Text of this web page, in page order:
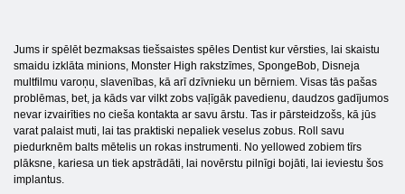
Jums ir spēlēt bezmaksas tiešsaistes spēles Dentist kur vērsties, lai skaistu
smaidu izklāta minions, Monster High rakstzīmes, SpongeBob, Disneja
multfilmu varoņu, slavenības, kā arī dzīvnieku un bērniem. Visas tās pašas
problēmas, bet, ja kāds var vilkt zobs vaļīgāk pavedienu, daudzos gadījumos
nevar izvairīties no cieša kontakta ar savu ārstu. Tas ir pārsteidzošs, kā jūs
varat palaist muti, lai tas praktiski nepaliek veselus zobus. Roll savu
piedurknēm balts mētelis un rokas instrumenti. No yellowed zobiem tīrs
plāksne, kariesa un tiek apstrādāti, lai novērstu pilnīgi bojāti, lai ieviestu šos
implantus.